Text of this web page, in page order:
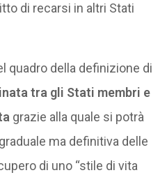
di recarsi in altri Stati
quadro della definizione di
tra gli Stati membri e
grazie alla quale si potrà
ma definitiva delle
di uno “stile di vita